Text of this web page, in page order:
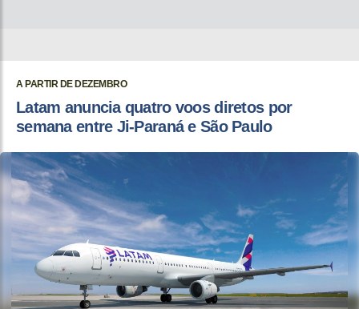
A PARTIR DE DEZEMBRO
Latam anuncia quatro voos diretos por
semana entre Ji-Paraná e São Paulo